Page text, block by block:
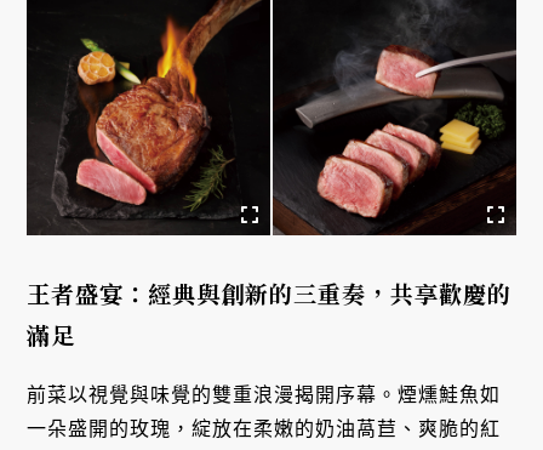
王者盛宴：經典與創新的三重奏，共享歡慶的
滿足
前菜以視覺與味覺的雙重浪漫揭開序幕。煙燻鮭魚如
一朵盛開的玫瑰，綻放在柔嫩的奶油萵苣、爽脆的紅